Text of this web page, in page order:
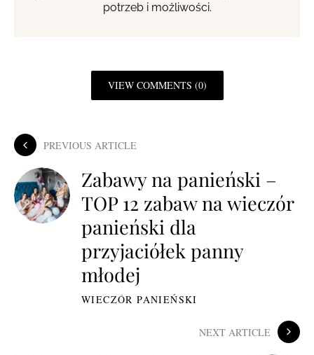
potrzeb i możliwości.
VIEW COMMENTS (0)
PREVIOUS ARTICLE
Zabawy na panieński –
TOP 12 zabaw na wieczór
panieński dla
przyjaciółek panny
młodej
WIECZÓR PANIEŃSKI
NEXT ARTICLE